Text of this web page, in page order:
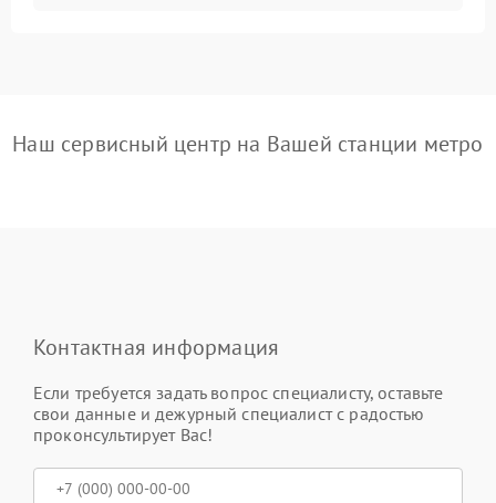
Наш сервисный центр на Вашей станции метро
Контактная информация
Если требуется задать вопрос специалисту, оставьте
свои данные и дежурный специалист с радостью
проконсультирует Вас!